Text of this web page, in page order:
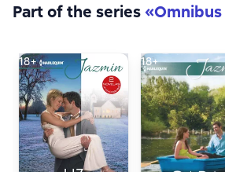
Part of the series«Omnibus
18+ 18+